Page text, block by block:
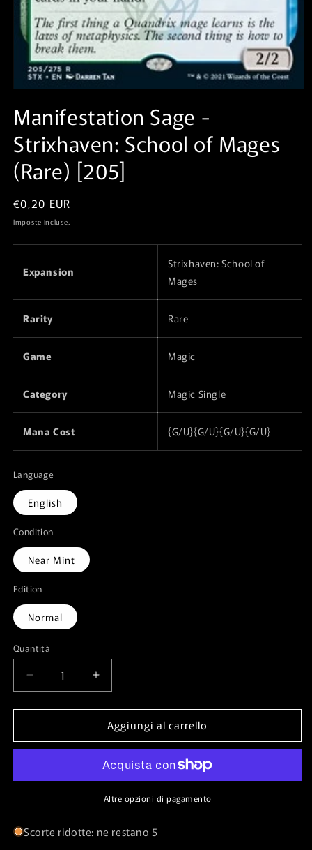
multimediali
1
in
finestra
modale
Manifestation Sage⁣ -
Strixhaven: School of Mages⁣
(Rare)⁣ [205]
Prezzo
di
€0,20 EUR
Imposte incluse.
Expansion
Strixhaven: School of
Mages
Rarity Rare
Game Magic
Category Magic Single
Mana Cost {G/U}{G/U}{G/U}{G/U}
Language
English
Condition
Near Mint
Edition
Normal
Quantità
Quantità
Diminuisci
quantità
per
Sage⁣
School
(Rare)⁣
Aumenta
quantità
per
Manifestation
Sage⁣
Strixhaven:
School
of
(Rare)⁣
Aggiungi al carrello
Altre opzioni di pagamento
Scorte ridotte: ne restano 5